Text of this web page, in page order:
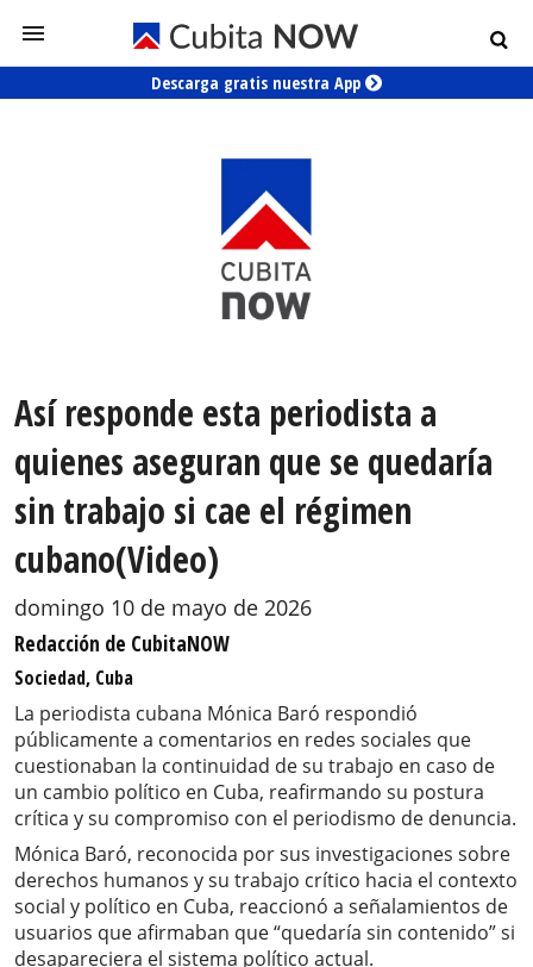
Descarga gratis nuestra App
Así responde esta periodista a
quienes aseguran que se quedaría
sin trabajo si cae el régimen
cubano(Video)
domingo 10 de mayo de 2026
Redacción de CubitaNOW
Sociedad, Cuba
La periodista cubana Mónica Baró respondió
públicamente a comentarios en redes sociales que
cuestionaban la continuidad de su trabajo en caso de
un cambio político en Cuba, reafirmando su postura
crítica y su compromiso con el periodismo de denuncia.
Mónica Baró, reconocida por sus investigaciones sobre
derechos humanos y su trabajo crítico hacia el contexto
social y político en Cuba, reaccionó a señalamientos de
usuarios que afirmaban que “quedaría sin contenido” si
desapareciera el sistema político actual.